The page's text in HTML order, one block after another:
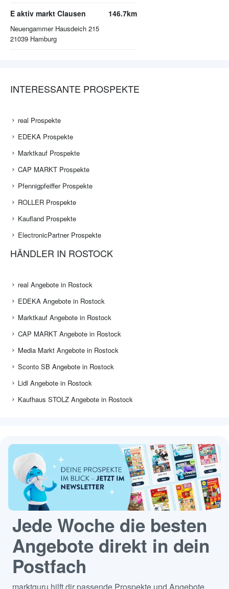
E aktiv markt Clausen
Neuengammer Hausdeich 215
21039 Hamburg
146.7km
INTERESSANTE PROSPEKTE
real Prospekte
EDEKA Prospekte
Marktkauf Prospekte
CAP MARKT Prospekte
Pfennigpfeiffer Prospekte
ROLLER Prospekte
Kaufland Prospekte
ElectronicPartner Prospekte
HÄNDLER IN ROSTOCK
real Angebote in Rostock
EDEKA Angebote in Rostock
Marktkauf Angebote in Rostock
CAP MARKT Angebote in Rostock
Media Markt Angebote in Rostock
Sconto SB Angebote in Rostock
Lidl Angebote in Rostock
Kaufhaus STOLZ Angebote in Rostock
Jede Woche die besten
Angebote direkt in dein
Postfach